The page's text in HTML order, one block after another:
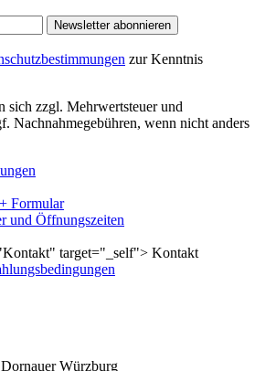
Newsletter abonnieren
zur Kenntnis
sich zzgl. Mehrwertsteuer und
Nachnahmegebühren, wenn nicht anders
Formular
und Öffnungszeiten
target="_self"> Kontakt
Würzburg